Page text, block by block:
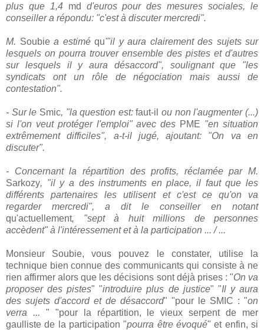
plus que 1,4 md d'euros pour des mesures sociales, le
conseiller a répondu: "c'est à discuter mercredi".
M. Soubiea estimé qu'"il y aura clairement des sujets sur
lesquels on pourra trouver ensemble des pistes et d'autres
sur lesquels il y aura désaccord", soulignant que "les
syndicats ont un rôle de négociation mais aussi de
contestation".
- Sur le Smic, "la question est:faut-il ou non l'augmenter (...)
si l'on veut protéger l'emploi" avec des PME "en situation
extrêmement difficiles", a-t-il jugé, ajoutant: "On va en
discuter".
- Concernant la répartition des profits, réclamée par M.
Sarkozy, "il y a des instruments en place, il faut que les
différents partenaires les utilisent et c'est ce qu'on va
regarder mercredi", a dit le conseiller en notant
qu'actuellement, "sept à huit millions de personnes
accèdent" à l'intéressement et à la participation ... / ...
Monsieur Soubie, vous pouvez le constater, utilise la
technique bien connue des communicants qui consiste à ne
rien affirmer alors que les décisions sont déjà prises : "On va
proposer des pistes" "introduire plus de justice" "Il y aura
des sujets d'accord et de désaccord" "pour le SMIC : "on
verra ... " "pour la répartition, le vieux serpent de mer
gaulliste de la participation "pourra être évoqué" et enfin, si